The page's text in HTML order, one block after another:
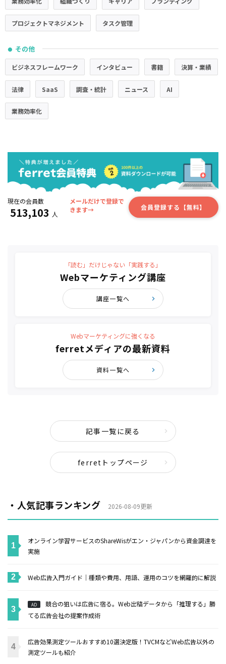
プロジェクトマネジメント タスク管理
● その他
ビジネスフレームワーク インタビュー 書籍 決算・業績
法律 SaaS 調査・統計 ニュース AI
業務効率化
現在の会員数
513,103 人
メールだけで登録で
きます→
会員登録する【無料】
「読む」だけじゃない「実践する」
Webマーケティング講座
講座一覧へ
Webマーケティングに強くなる
ferretメディアの最新資料
資料一覧へ
記事一覧に戻る
ferretトップページ
・人気記事ランキング 2026-08-09更新
オンライン学習サービスのShareWisがエン・ジャパンから資金調達を
実施
Web広告入門ガイド｜種類や費用、用語、運用のコツを網羅的に解説
AD
競合の狙いは広告に宿る。Web出稿データから「推理する」勝
てる広告会社の提案作成術
広告効果測定ツールおすすめ10選決定版！TVCMなどWeb広告以外の
測定ツールも紹介